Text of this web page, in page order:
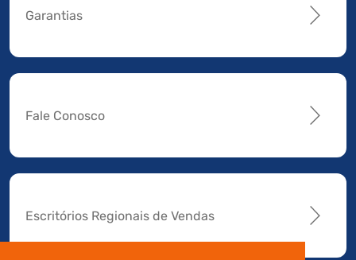
Garantias
Fale Conosco
Escritórios Regionais de Vendas